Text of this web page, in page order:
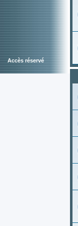
Accès réservé